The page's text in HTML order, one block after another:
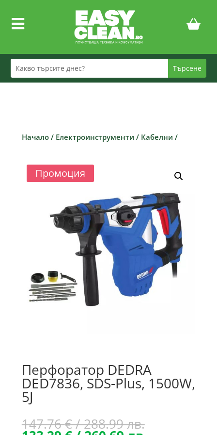

Начало/ Електроинструменти / Кабелни /
Промоция
Перфоратор DEDRA
DED7836, SDS-Plus, 1500W,
5J
147.76€/ 288.99 лв.Original